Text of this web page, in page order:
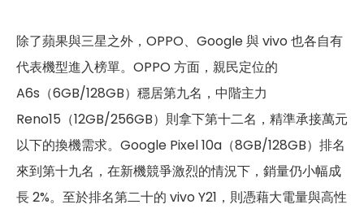
除了蘋果與三星之外，OPPO、Google 與 vivo 也各自有
代表機型進入榜單。OPPO 方面，親民定位的
A6s（6GB/128GB）穩居第九名，中階主力
Reno15（12GB/256GB）則拿下第十二名，精準承接萬元
以下的換機需求。Google Pixel 10a（8GB/128GB）排名
來到第十九名，在新機競爭激烈的情況下，銷量仍小幅成
長 2%。至於排名第二十的 vivo Y21，則憑藉大電量與高性